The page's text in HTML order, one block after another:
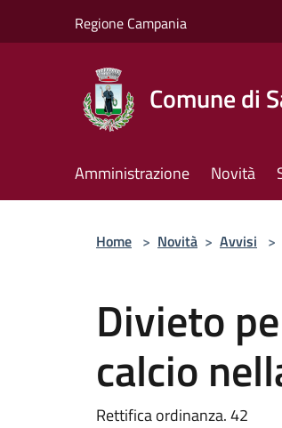
Regione Campania
Comune di
Amministrazione Novità
Home > Novità > Avvisi >
Divieto
calcio
Rettifica ordinanza. 42